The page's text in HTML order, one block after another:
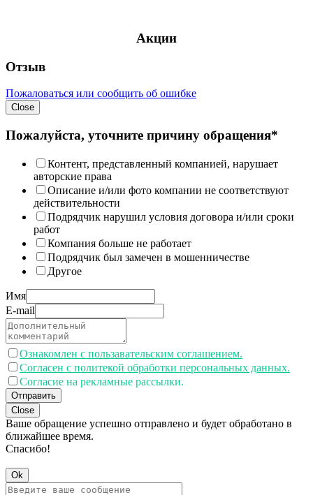
Акции
Отзыв
Пожаловаться или сообщить об ошибке
Close
Пожалуйста, уточните причину обращения*
Контент, представленный компанией, нарушает
авторские права
Описание и/или фото компании не соответствуют
действительности
Подрядчик нарушил условия договора и/или сроки
работ
Компания больше не работает
Подрядчик был замечен в мошенничестве
Другое
Имя
E-mail
Ознакомлен с пользавательским соглашением.
Согласен с политекой обработки персональных данных.
Согласие на рекламные рассылки.
Отправить
Close
Ваше обращение успешно отправлено и будет обработано в
ближайшее время.
Спасибо!
Ok